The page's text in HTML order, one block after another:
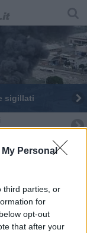
Personal
third parties, or
for
opt-out
that after your
sigillati
ecco
il contratto"
sono cinque